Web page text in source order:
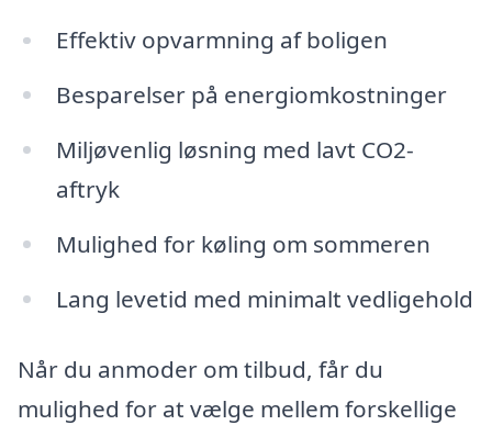
Effektiv opvarmning af boligen
Besparelser på energiomkostninger
Miljøvenlig løsning med lavt CO2-
aftryk
Mulighed for køling om sommeren
Lang levetid med minimalt vedligehold
Når du anmoder om tilbud, får du
mulighed for at vælge mellem forskellige